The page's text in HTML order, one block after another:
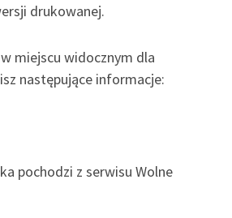
drukowanej.
miejscu widocznym dla
następujące informacje:
pochodzi z serwisu Wolne